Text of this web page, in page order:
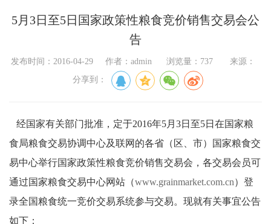
5月3日至5日国家政策性粮食竞价销售交易会公
告
发布时间：2016-04-29 作者：admin 浏览量：737 来源：
分享到：
经国家有关部门批准，定于2016年5月3日至5日在国家粮
食局粮食交易协调中心及联网的各省（区、市）国家粮食交
易中心举行国家政策性粮食竞价销售交易会，各交易会员可
通过国家粮食交易中心网站（www.grainmarket.com.cn）登
录全国粮食统一竞价交易系统参与交易。现就有关事宜公告
如下：